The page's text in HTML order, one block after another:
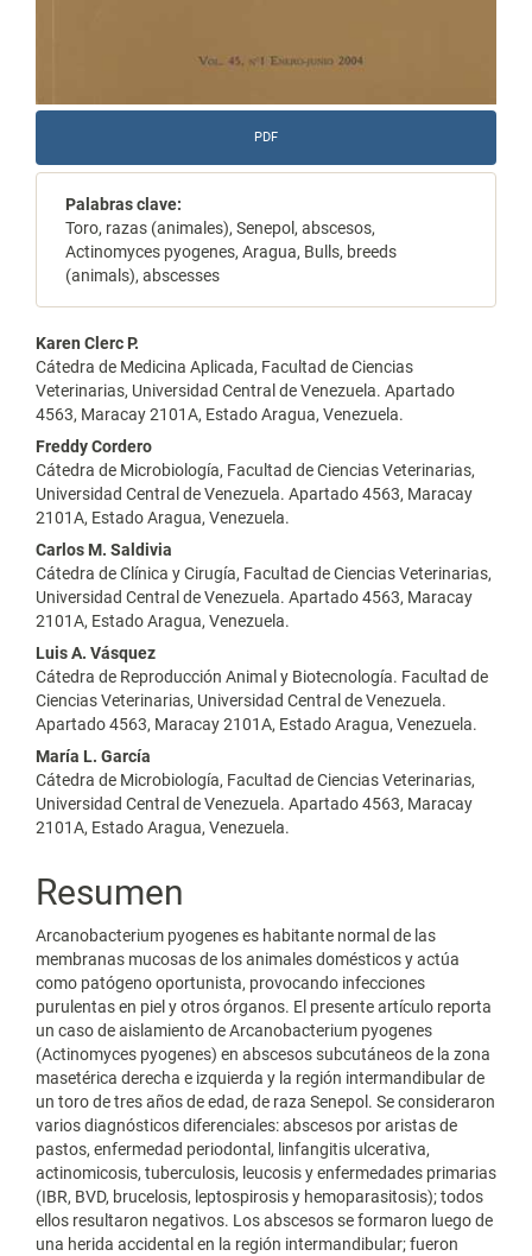
PDF
Palabras clave:
Toro, razas (animales), Senepol, abscesos,
Actinomyces pyogenes, Aragua, Bulls, breeds
(animals), abscesses
Contenido
principal
del
artículo
Karen Clerc P.
Cátedra de Medicina Aplicada, Facultad de Ciencias
Veterinarias, Universidad Central de Venezuela. Apartado
4563, Maracay 2101A, Estado Aragua, Venezuela.
Freddy Cordero
Cátedra de Microbiología, Facultad de Ciencias Veterinarias,
Universidad Central de Venezuela. Apartado 4563, Maracay
2101A, Estado Aragua, Venezuela.
Carlos M. Saldivia
Cátedra de Clínica y Cirugía, Facultad de Ciencias Veterinarias,
Universidad Central de Venezuela. Apartado 4563, Maracay
2101A, Estado Aragua, Venezuela.
Luis A. Vásquez
Cátedra de Reproducción Animal y Biotecnología. Facultad de
Ciencias Veterinarias, Universidad Central de Venezuela.
Apartado 4563, Maracay 2101A, Estado Aragua, Venezuela.
María L. García
Cátedra de Microbiología, Facultad de Ciencias Veterinarias,
Universidad Central de Venezuela. Apartado 4563, Maracay
2101A, Estado Aragua, Venezuela.
Resumen
Arcanobacterium pyogenes es habitante normal de las
membranas mucosas de los animales domésticos y actúa
como patógeno oportunista, provocando infecciones
purulentas en piel y otros órganos. El presente artículo reporta
un caso de aislamiento de Arcanobacterium pyogenes
(Actinomyces pyogenes) en abscesos subcutáneos de la zona
masetérica derecha e izquierda y la región intermandibular de
un toro de tres años de edad, de raza Senepol. Se consideraron
varios diagnósticos diferenciales: abscesos por aristas de
pastos, enfermedad periodontal, linfangitis ulcerativa,
actinomicosis, tuberculosis, leucosis y enfermedades primarias
(IBR, BVD, brucelosis, leptospirosis y hemoparasitosis); todos
ellos resultaron negativos. Los abscesos se formaron luego de
una herida accidental en la región intermandibular; fueron